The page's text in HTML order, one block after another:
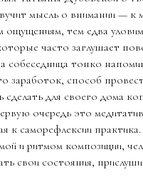
мысль о внимании — к
ощущениям, тем едва
часто заглушает
собеседница тонко
заработок, способ
сделать для своего дома
очередь это
к саморефлексии
и ритмом композиции,
свои состояния,